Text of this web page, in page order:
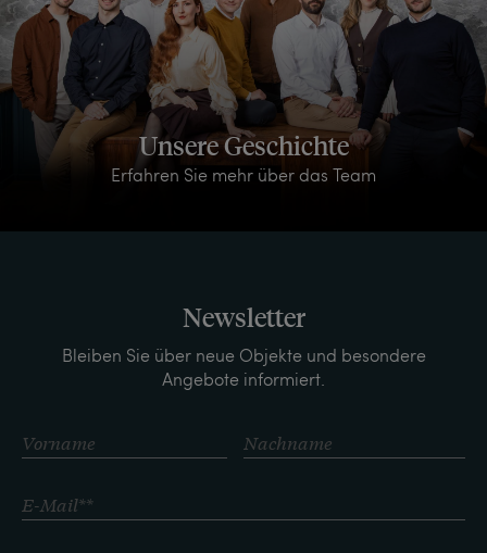
Unsere Geschichte
Erfahren Sie mehr über das Team
Newsletter
Bleiben Sie über neue Objekte und besondere
Angebote informiert.